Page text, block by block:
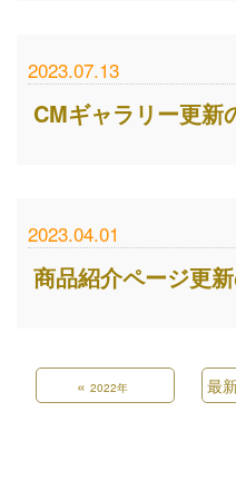
2023.07.13
CMギャラリー更新
2023.04.01
商品紹介ページ更
« 2022年 最